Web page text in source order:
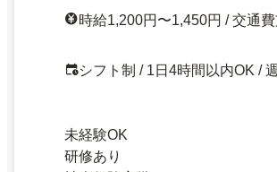
時給1,200円〜1,450円 / 交通
シフト制 / 1日4時間以内OK /
未経験OK
研修あり